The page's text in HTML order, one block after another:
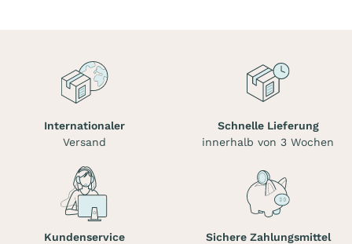
Internationaler
Versand
Schnelle Lieferung
innerhalb von 3 Wochen
Kundenservice
Sichere Zahlungsmittel